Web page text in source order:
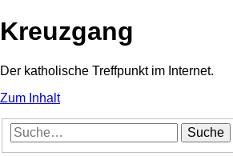
Kreuzgang
Der katholische Treffpunkt im Internet.
Zum Inhalt
Suche